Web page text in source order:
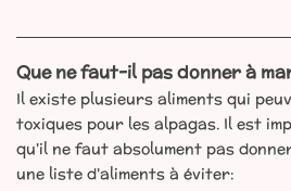
Que ne faut-il pas donner à
Il existe plusieurs aliments qui
toxiques pour les alpagas. Il est
qu'il ne faut absolument pas
une liste d'aliments à éviter: